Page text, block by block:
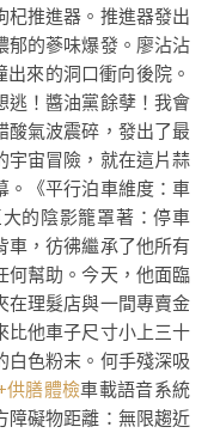
杞推進器。推進器發出
郁的蔘味爆發。廖沾沾
來的洞口衝向後院。
逃！醬油黨餘孽！我會
酸氣波震碎，發出了最
宇宙冒險，就在這片蒜
。《平行泊車維度：車
的陰影籠罩著：停車
車，彷彿繼承了他所有
何幫助。今天，他面臨
在理髮店與一間專賣金
比他車子尺寸小上三十
白色粉末。何手殘深吸
供膳體檢車載語音系統
障礙物距離：無限趨近